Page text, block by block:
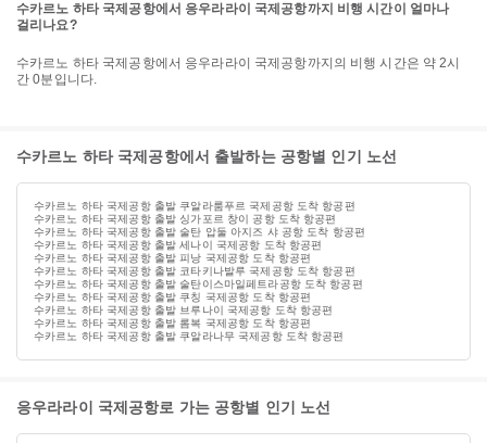
수카르노 하타 국제공항에서 응우라라이 국제공항까지 비행 시간이 얼마나
걸리나요?
수카르노 하타 국제공항에서 응우라라이 국제공항까지의 비행 시간은 약 2시
간 0분입니다.
수카르노 하타 국제공항에서 출발하는 공항별 인기 노선
수카르노 하타 국제공항 출발 쿠알라룸푸르 국제공항 도착 항공편
수카르노 하타 국제공항 출발 싱가포르 창이 공항 도착 항공편
수카르노 하타 국제공항 출발 술탄 압둘 아지즈 샤 공항 도착 항공편
수카르노 하타 국제공항 출발 세나이 국제공항 도착 항공편
수카르노 하타 국제공항 출발 피낭 국제공항 도착 항공편
수카르노 하타 국제공항 출발 코타키나발루 국제공항 도착 항공편
수카르노 하타 국제공항 출발 술탄이스마일페트라공항 도착 항공편
수카르노 하타 국제공항 출발 쿠칭 국제공항 도착 항공편
수카르노 하타 국제공항 출발 브루나이 국제공항 도착 항공편
수카르노 하타 국제공항 출발 롬복 국제공항 도착 항공편
수카르노 하타 국제공항 출발 쿠알라나무 국제공항 도착 항공편
응우라라이 국제공항로 가는 공항별 인기 노선